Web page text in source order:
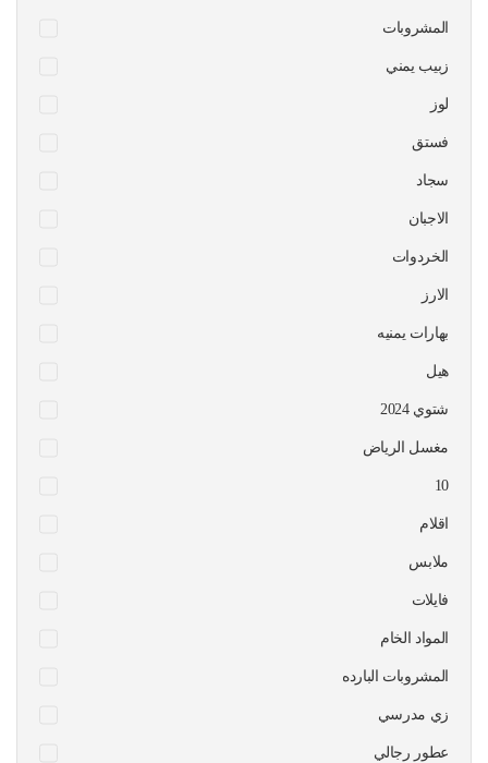
المشروبات
زبيب يمني
لوز
فستق
سجاد
الاجبان
الخردوات
الارز
بهارات يمنيه
هيل
شتوي 2024
مغسل الرياض
10
اقلام
ملابس
فايلات
المواد الخام
المشروبات البارده
زي مدرسي
عطور رجالي